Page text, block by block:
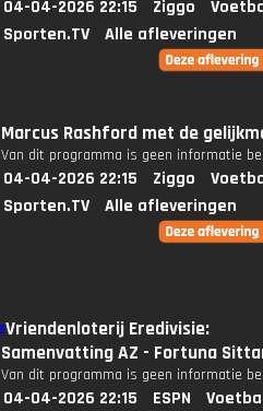
04-04-2026 22:15 Ziggo
Sporten.TV
Alle afleveringen
Marcus Rashford met de
Van dit programma is geen informatie
04-04-2026 22:15 Ziggo
Sporten.TV
Alle afleveringen
Vriendenloterij Eredivisie:
Samenvatting AZ - Fortuna
Van dit programma is geen informatie
04-04-2026 22:15 ESPN